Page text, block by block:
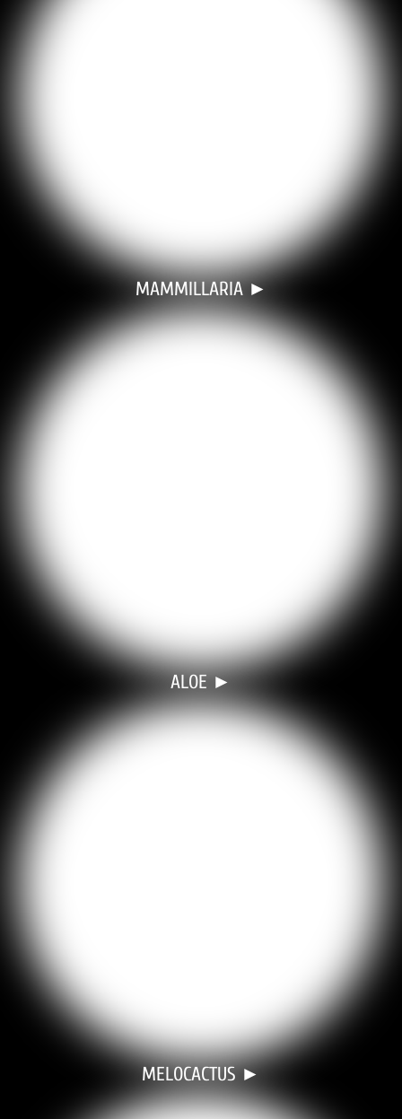
MAMMILLARIA ►
ALOE ►
MELOCACTUS ►